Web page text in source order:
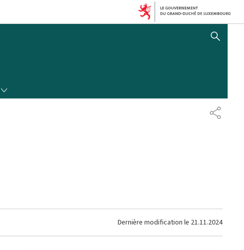
AFFICHER / MASQUER
Dernière modification le 21.11.2024